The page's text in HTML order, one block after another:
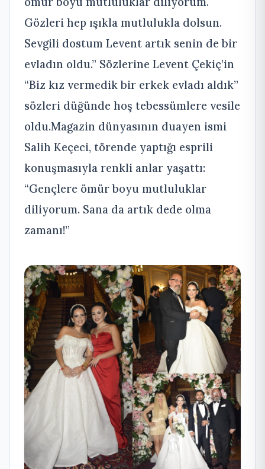
Gözleri hep ışıkla mutlulukla dolsun.
Sevgili dostum Levent artık senin de bir
evladın oldu.” Sözlerine Levent Çekiç’in
“Biz kız vermedik bir erkek evladı aldık”
sözleri düğünde hoş tebessümlere vesile
oldu.Magazin dünyasının duayen ismi
Salih Keçeci, törende yaptığı esprili
konuşmasıyla renkli anlar yaşattı:
“Gençlere ömür boyu mutluluklar
diliyorum. Sana da artık dede olma
zamanı!”